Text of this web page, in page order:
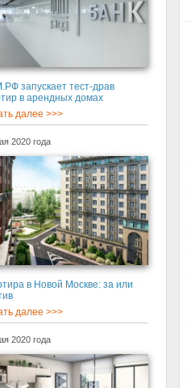
запускает тест-драв
в арендных домах
далее >>>
2020 года
в Новой Москве: за или
далее >>>
2020 года